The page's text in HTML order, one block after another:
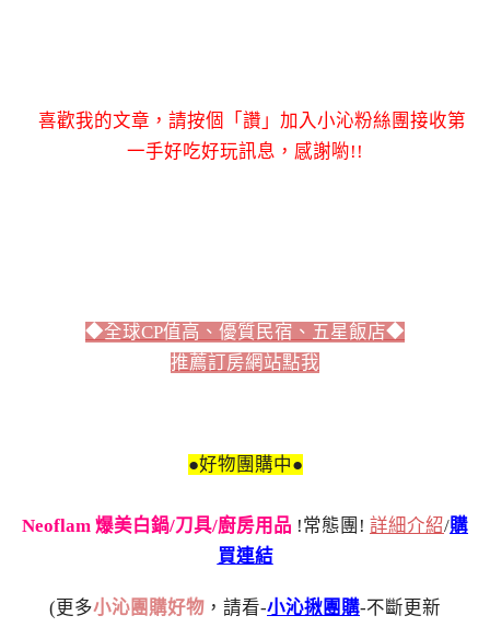
喜歡我的文章，請按個「讚」加入小沁粉絲團接收第
一手好吃好玩訊息，感謝喲!!
◆全球CP值高、優質民宿、五星飯店◆
推薦訂房網站點我
●好物團購中●
Neoflam 爆美白鍋/刀具/廚房用品 !常態團! 詳細介紹/購
買連結
(更多小沁團購好物 ，請看-小沁揪團購-不斷更新